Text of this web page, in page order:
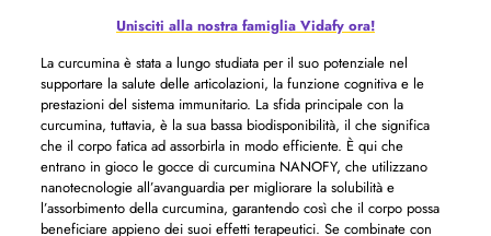
Unisciti alla nostra famiglia Vidafy ora!
La curcumina è stata a lungo studiata per il suo potenziale nel
supportare la salute delle articolazioni, la funzione cognitiva e le
prestazioni del sistema immunitario. La sfida principale con la
curcumina, tuttavia, è la sua bassa biodisponibilità, il che significa
che il corpo fatica ad assorbirla in modo efficiente. È qui che
entrano in gioco le gocce di curcumina NANOFY, che utilizzano
nanotecnologie all’avanguardia per migliorare la solubilità e
l’assorbimento della curcumina, garantendo così che il corpo possa
beneficiare appieno dei suoi effetti terapeutici. Se combinate con